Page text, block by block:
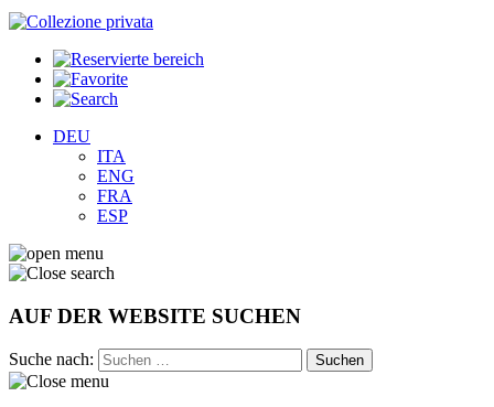
DEU
ITA
ENG
FRA
ESP
AUF DER WEBSITE SUCHEN
Suche nach: